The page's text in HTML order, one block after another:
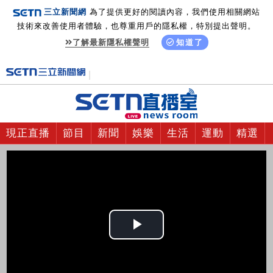
三立新聞網 為了提供更好的閱讀內容，我們使用相關網站
技術來改善使用者體驗，也尊重用戶的隱私權，特別提出聲明。
了解最新隱私權聲明
知道了
現正直播 節目 新聞 娛樂 生活 運動 精選
Play